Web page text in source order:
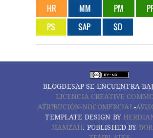
HR
MM PM
PS
SAP SD
BLOGDESAP SE ENCUENTRA
LICENCIA CREATIVE
ATRIBUCIÓN-NOCOMERCIAL-
TEMPLATE DESIGN BY
HAMZAH. PUBLISHED BY